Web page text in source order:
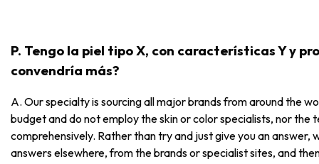
P. Tengo la piel tipo X, con características Y y
convendría más?
A. Our specialty is sourcing all major brands from around the
budget and do not employ the skin or color specialists, nor
comprehensively. Rather than try and just give you an
answers elsewhere, from the brands or specialist sites, and